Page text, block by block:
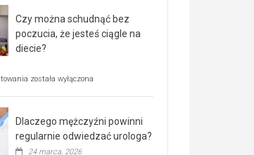
bezpłatna
akcja
profilaktyczna
w
już
kwietnia!
Czy można schudnąć bez
poczucia, że jesteś ciągle na
diecie?
Czy
poczucia,
że
została wyłączona
Dlaczego mężczyźni powinni
regularnie odwiedzać urologa?
24 marca, 2026